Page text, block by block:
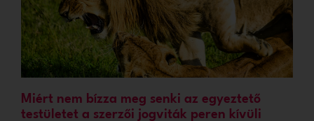
Miért nem bízza meg senki az egyeztető
testületet a szerzői jogviták peren kívüli